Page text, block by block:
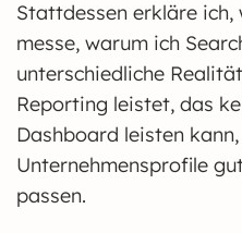
Stattdessen erkläre
messe, warum ich
unterschiedliche
Reporting leistet, das
Dashboard leisten
Unternehmensprofile
passen.